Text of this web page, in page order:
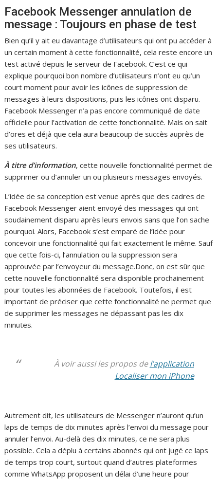
Facebook Messenger annulation de
message : Toujours en phase de test
Bien qu’il y ait eu davantage d’utilisateurs qui ont pu accéder à
un certain moment à cette fonctionnalité, cela reste encore un
test activé depuis le serveur de Facebook. C’est ce qui
explique pourquoi bon nombre d’utilisateurs n’ont eu qu’un
court moment pour avoir les icônes de suppression de
messages à leurs dispositions, puis les icônes ont disparu.
Facebook Messenger n’a pas encore communiqué de date
officielle pour l’activation de cette fonctionnalité. Mais on sait
d’ores et déjà que cela aura beaucoup de succès auprès de
ses utilisateurs.
À titre d’information, cette nouvelle fonctionnalité permet de
supprimer ou d’annuler un ou plusieurs messages envoyés.
L’idée de sa conception est venue après que des cadres de
Facebook Messenger aient envoyé des messages qui ont
soudainement disparu après leurs envois sans que l’on sache
pourquoi. Alors, Facebook s’est emparé de l’idée pour
concevoir une fonctionnalité qui fait exactement le même. Sauf
que cette fois-ci, l’annulation ou la suppression sera
approuvée par l’envoyeur du message.Donc, on est sûr que
cette nouvelle fonctionnalité sera disponible prochainement
pour toutes les abonnées de Facebook. Toutefois, il est
important de préciser que cette fonctionnalité ne permet que
de supprimer les messages ne dépassant pas les dix
minutes.
À voir aussi les propos del’application
Localiser mon iPhone
Autrement dit, les utilisateurs de Messenger n’auront qu’un
laps de temps de dix minutes après l’envoi du message pour
annuler l’envoi. Au-delà des dix minutes, ce ne sera plus
possible. Cela a déplu à certains abonnés qui ont jugé ce laps
de temps trop court, surtout quand d’autres plateformes
comme WhatsApp proposent un délai d’une heure pour